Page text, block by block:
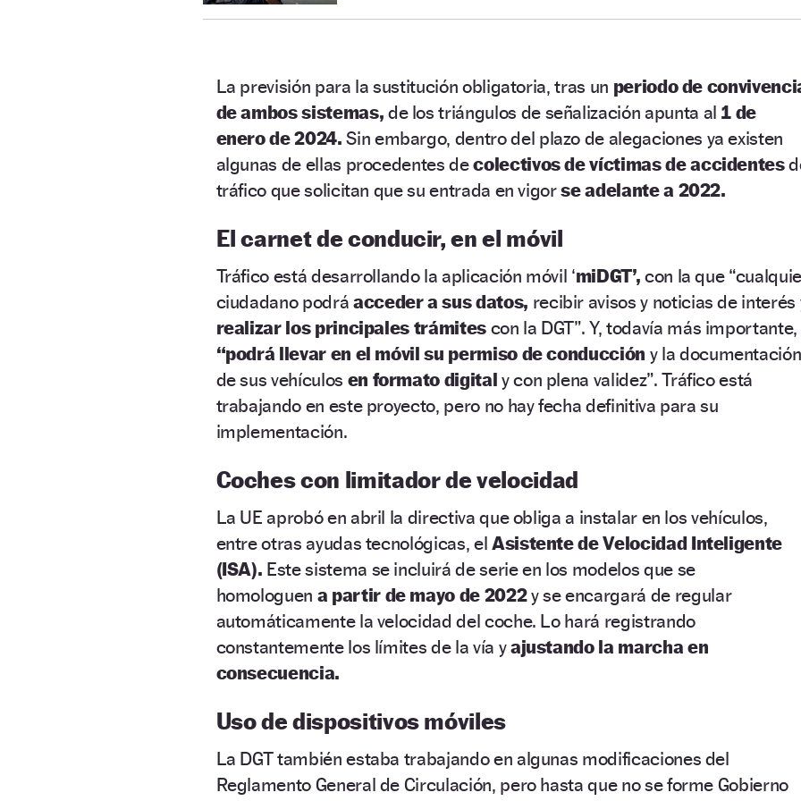
La previsión para la sustitución obligatoria, tras un periodo de
de ambos sistemas, de los triángulos de señalización apunta al 1 de
enero de 2024. Sin embargo, dentro del plazo de alegaciones ya existen
algunas de ellas procedentes decolectivos de víctimas de accidentes
tráfico que solicitan que su entrada en vigorse adelante a 2022.
El carnet de conducir, en el móvil
Tráfico está desarrollando la aplicación móvil ‘miDGT’, con la que
ciudadano podrá acceder a sus datos, recibir avisos y noticias de interés
realizar los principales trámitescon la DGT”. Y, todavía más importante,
“podrá llevar en el móvil su permiso de conducción y la documentación
de sus vehículos en formato digital y con plena validez”. Tráfico está
trabajando en este proyecto, pero no hay fecha definitiva para su
implementación.
Coches con limitador de velocidad
La UE aprobó en abril la directiva que obliga a instalar en los vehículos,
entre otras ayudas tecnológicas, el Asistente de Velocidad Inteligente
(ISA). Este sistema se incluirá de serie en los modelos que se
homologuen a partir de mayo de 2022y se encargará de regular
automáticamente la velocidad del coche. Lo hará registrando
constantemente los límites de la vía yajustando la marcha en
consecuencia.
Uso de dispositivos móviles
La DGT también estaba trabajando en algunas modificaciones del
Reglamento General de Circulación, pero hasta que no se forme Gobierno